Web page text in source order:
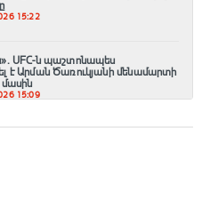
15:22
UFC-ն պաշտոնապես
է Արման Ծառուկյանի մենամարտի
մասին
15:09